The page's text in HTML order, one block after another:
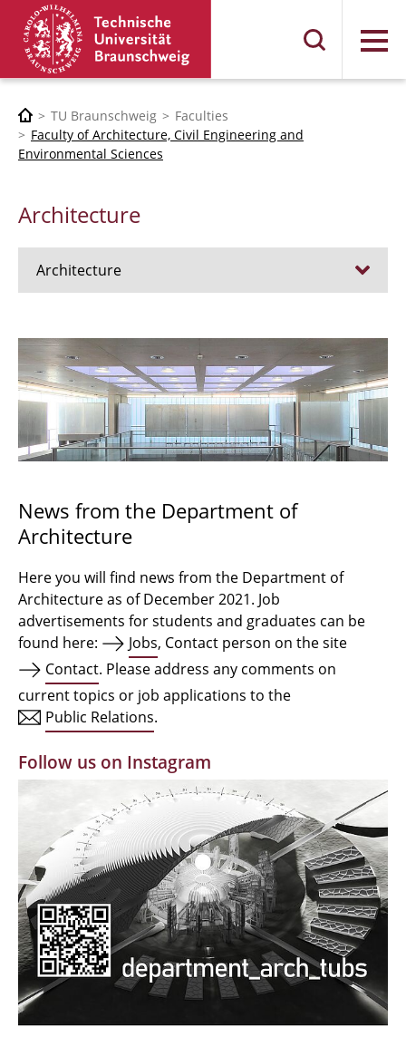
Menu
TU Braunschweig
Faculties
Faculty of Architecture, Civil Engineering and
Environmental Sciences
Architecture
Architecture
Admission procedure 2024
Bachelor Architecture
Bachelor Architecture+
Qualification profile
Semester Programme
Internationales
Facilities
Alumni | cloud club
Documents and Downloads
News from the Department of
Architecture
Here you will find news from the Department of
Architecture as of December 2021. Job
advertisements for students and graduates can be
found here:
Jobs, Contact person on the site
Contact. Please address any comments on
current topics or job applications to the
Public Relations.
Follow us on Instagram